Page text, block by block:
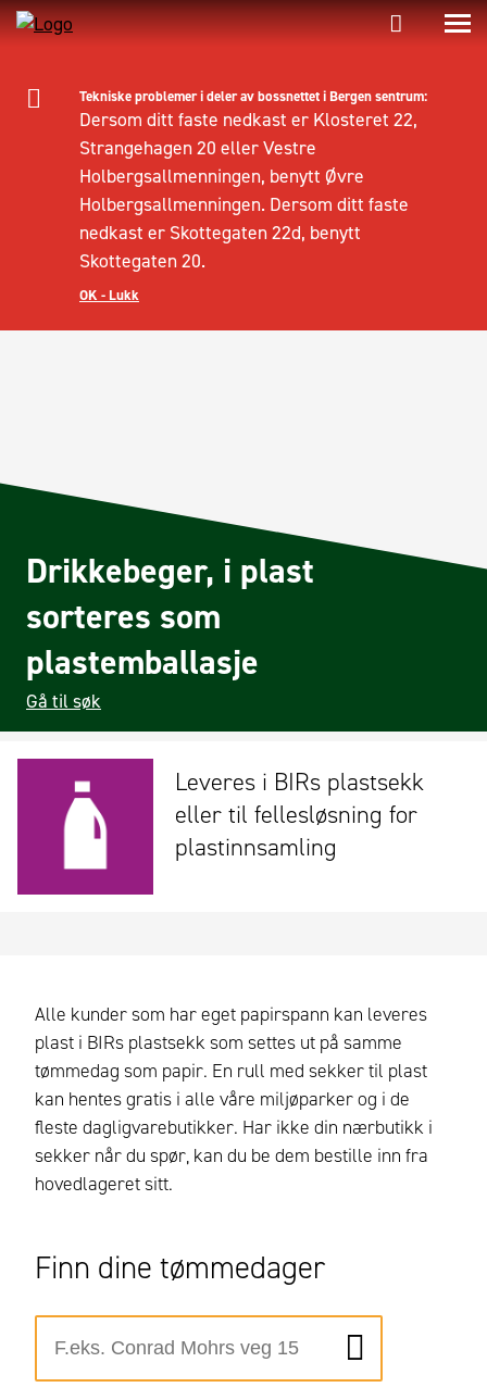
Tekniske problemer i deler av bossnettet i Bergen sentrum:
Dersom ditt faste nedkast er Klosteret 22,
Strangehagen 20 eller Vestre
Holbergsallmenningen, benytt Øvre
Holbergsallmenningen. Dersom ditt faste
nedkast er Skottegaten 22d, benytt
Skottegaten 20.
OK - Lukk
Drikkebeger, i plast
sorteres som
plastemballasje
Gå til søk
Leveres i BIRs plastsekk
eller til fellesløsning for
plastinnsamling
Alle kunder som har eget papirspann kan leveres
plast i BIRs plastsekk som settes ut på samme
tømmedag som papir. En rull med sekker til plast
kan hentes gratis i alle våre miljøparker og i de
fleste dagligvarebutikker. Har ikke din nærbutikk i
sekker når du spør, kan du be dem bestille inn fra
hovedlageret sitt.
Finn dine tømmedager